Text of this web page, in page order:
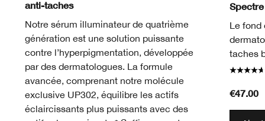
anti-taches
Notre sérum illuminateur de quatrième
génération est une solution puissante
contre l’hyperpigmentation, développée
par des dermatologues. La formule
avancée, comprenant notre molécule
exclusive UP302, équilibre les actifs
éclaircissants plus puissants avec des
Spectre
Le fond
taches
€47.00